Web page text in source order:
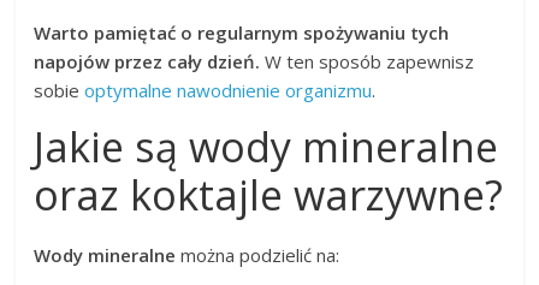
Warto pamiętać o regularnym spożywaniu tych
napojów przez cały dzień. W ten sposób zapewnisz
sobieoptymalne nawodnienie organizmu.
Jakie są wody mineralne
oraz koktajle warzywne?
Wody mineralne można podzielić na: